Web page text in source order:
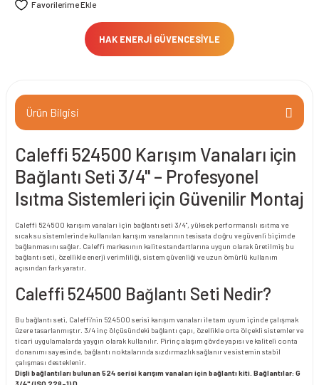
HAK ENERJİ GÜVENCESİYLE
Ürün Bilgisi
Caleffi 524500 Karışım Vanaları için
Bağlantı Seti 3/4" – Profesyonel
Isıtma Sistemleri için Güvenilir Montaj
Caleffi 524500 karışım vanaları için bağlantı seti 3/4", yüksek performanslı ısıtma ve
sıcak su sistemlerinde kullanılan karışım vanalarının tesisata doğru ve güvenli biçimde
bağlanmasını sağlar. Caleffi markasının kalite standartlarına uygun olarak üretilmiş bu
bağlantı seti, özellikle enerji verimliliği, sistem güvenliği ve uzun ömürlü kullanım
açısından fark yaratır.
Caleffi 524500 Bağlantı Seti Nedir?
Bu bağlantı seti, Caleffi’nin 524500 serisi karışım vanaları ile tam uyum içinde çalışmak
üzere tasarlanmıştır. 3/4 inç ölçüsündeki bağlantı çapı, özellikle orta ölçekli sistemler ve
ticari uygulamalarda yaygın olarak kullanılır. Pirinç alaşım gövde yapısı ve kaliteli conta
donanımı sayesinde, bağlantı noktalarında sızdırmazlık sağlanır ve sistemin stabil
çalışması desteklenir.
Dişli bağlantıları bulunan 524 serisi karışım vanaları için bağlantı kiti. Bağlantılar: G